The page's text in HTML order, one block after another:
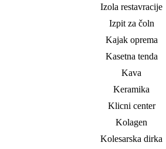
Izola restavracije
Izpit za čoln
Kajak oprema
Kasetna tenda
Kava
Keramika
Klicni center
Kolagen
Kolesarska dirka